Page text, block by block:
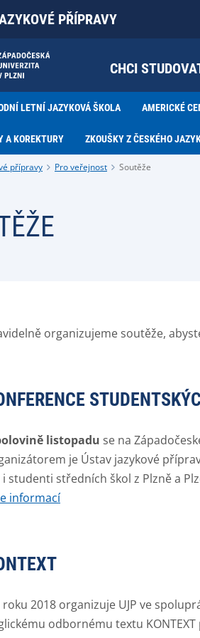
PŘÍPRAVY
CHCI
LETNÍ JAZYKOVÁ ŠKOLA AMERICKÉ
A KOREKTURY ZKOUŠKY Z ČESKÉHO
přípravy Pro veřejnost Soutěže
organizujeme soutěže,
listopadu se na
je Ústav jazykové
i studenti středních škol z Plzně a
informací
roku 2018 organizuje UJP ve
odbornému textu